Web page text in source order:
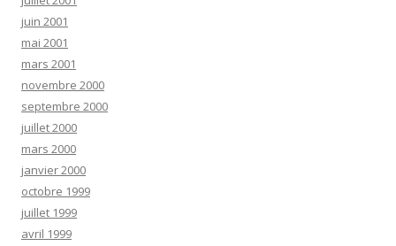
juin 2001
mai 2001
mars 2001
novembre 2000
septembre 2000
juillet 2000
mars 2000
janvier 2000
octobre 1999
juillet 1999
avril 1999